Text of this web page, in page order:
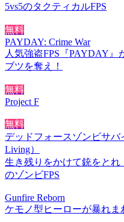
5vs5のタクティカルFPS
無料
PAYDAY: Crime War
人気強盗FPS『PAYDAY
ブツを奪え！
無料
Project F
無料
デッドフォースゾンビサバ
Living）
生き残りをかけて銃をとれ
のゾンビFPS
Gunfire Reborn
ケモノ型ヒーローが暴れま